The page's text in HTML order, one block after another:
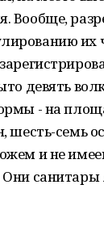
Вообще,
их
девять
- на
шесть-семь
и не